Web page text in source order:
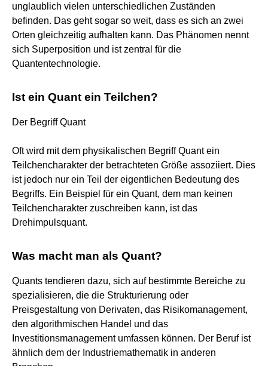
unglaublich vielen unterschiedlichen Zuständen
befinden. Das geht sogar so weit, dass es sich an zwei
Orten gleichzeitig aufhalten kann. Das Phänomen nennt
sich Superposition und ist zentral für die
Quantentechnologie.
Ist ein Quant ein Teilchen?
Der Begriff Quant
Oft wird mit dem physikalischen Begriff Quant ein
Teilchencharakter der betrachteten Größe assoziiert. Dies
ist jedoch nur ein Teil der eigentlichen Bedeutung des
Begriffs. Ein Beispiel für ein Quant, dem man keinen
Teilchencharakter zuschreiben kann, ist das
Drehimpulsquant.
Was macht man als Quant?
Quants tendieren dazu, sich auf bestimmte Bereiche zu
spezialisieren, die die Strukturierung oder
Preisgestaltung von Derivaten, das Risikomanagement,
den algorithmischen Handel und das
Investitionsmanagement umfassen können. Der Beruf ist
ähnlich dem der Industriemathematik in anderen